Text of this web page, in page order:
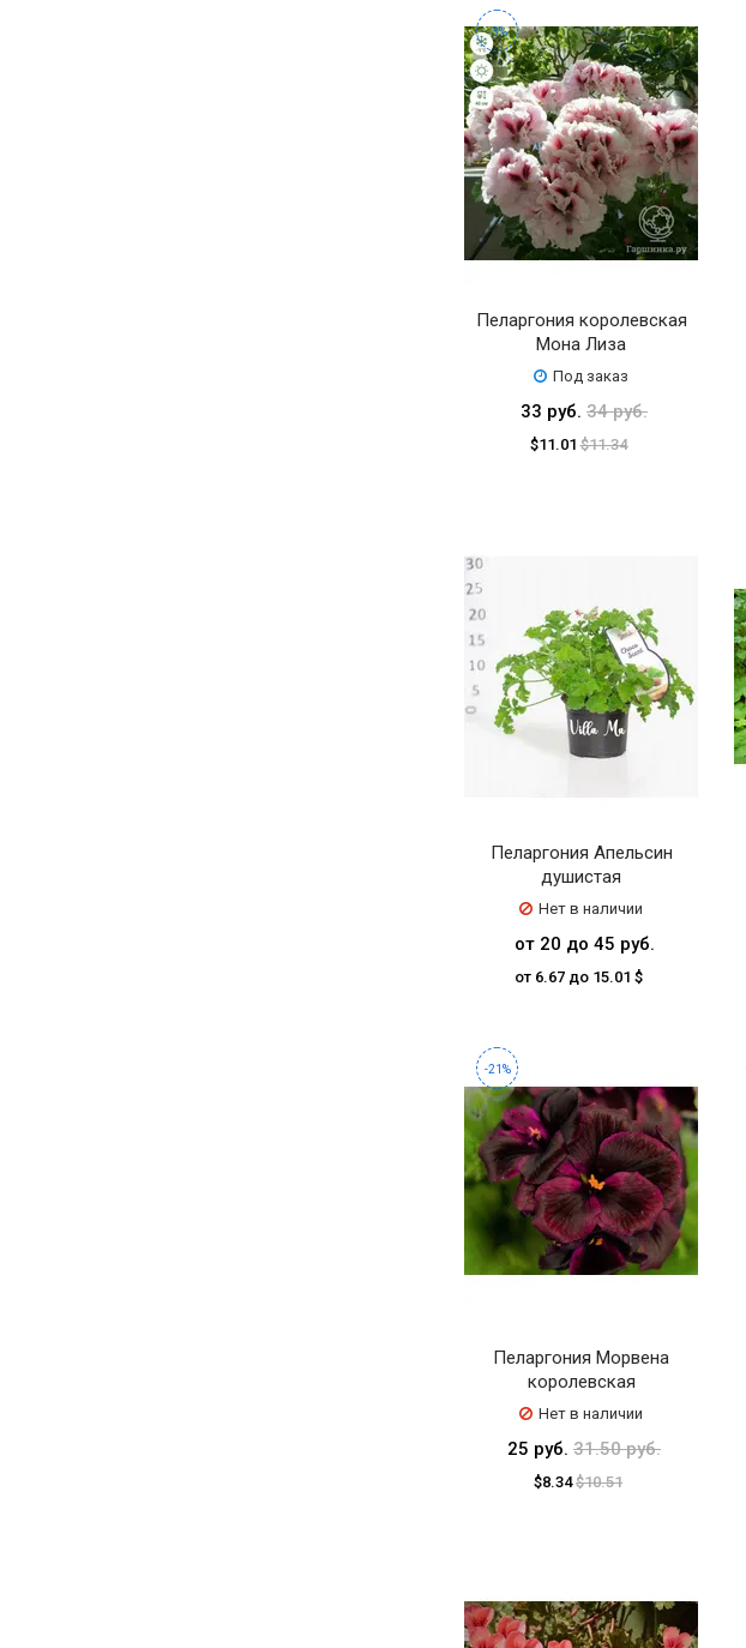
-3%
Пеларгония королевская
Мона Лиза
Под заказ
33 руб. 34 руб.
$11.01$11.34
Пеларгония Апельсин
душистая
Нет в наличии
от 20 до 45 руб.
от 6.67 до 15.01 $
-21%
Пеларгония Морвена
королевская
Нет в наличии
25 руб. 31.50 руб.
$8.34$10.51